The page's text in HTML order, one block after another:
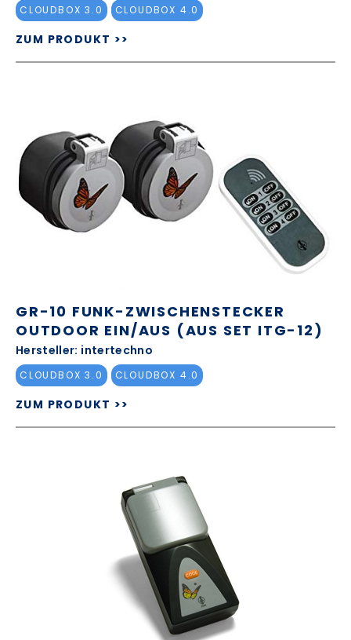
CLOUDBOX 3.0 CLOUDBOX 4.0
ZUM PRODUKT >>
GR-10 FUNK-ZWISCHENSTECKER
OUTDOOR EIN/AUS (AUS SET ITG-12)
Hersteller: intertechno
CLOUDBOX 3.0 CLOUDBOX 4.0
ZUM PRODUKT >>